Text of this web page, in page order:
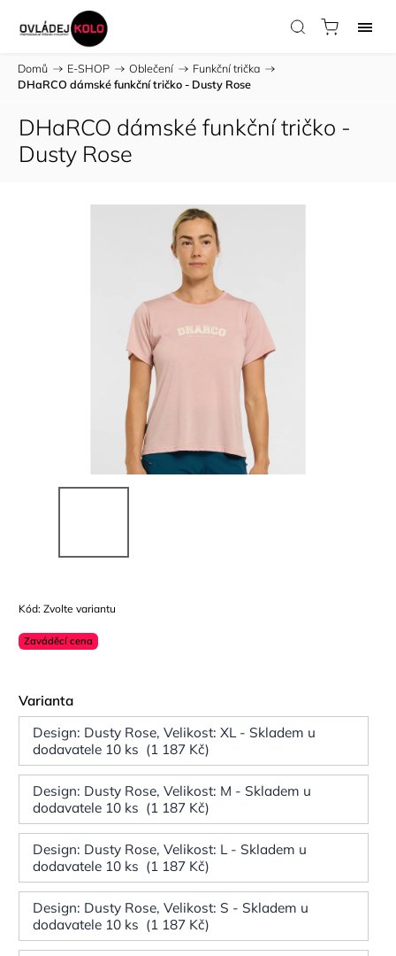
Domů / E-SHOP / Oblečení / Funkční trička /
DHaRCO dámské funkční tričko - Dusty Rose
DHaRCO dámské funkční tričko -
Dusty Rose
Kód: Zvolte variantu
Zaváděcí cena
Varianta
Design: Dusty Rose, Velikost: XL - Skladem u
dodavatele 10 ks (1 187 Kč)
Design: Dusty Rose, Velikost: M - Skladem u
dodavatele 10 ks (1 187 Kč)
Design: Dusty Rose, Velikost: L - Skladem u
dodavatele 10 ks (1 187 Kč)
Design: Dusty Rose, Velikost: S - Skladem u
dodavatele 10 ks (1 187 Kč)